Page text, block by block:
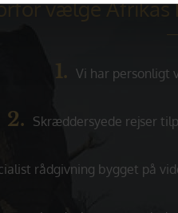
vælge Afrikas
1. Vi har personligt
2. Skræddersyede rejser
rådgivning bygget på